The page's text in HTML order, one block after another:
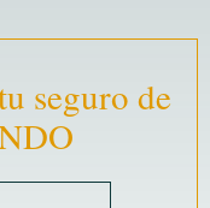
seguro de